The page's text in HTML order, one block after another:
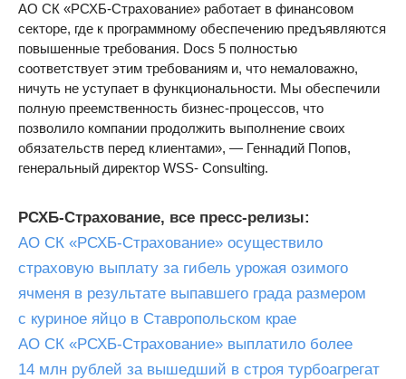
АО СК «РСХБ-Страхование» работает в финансовом
секторе, где к программному обеспечению предъявляются
повышенные требования. Docs 5 полностью
соответствует этим требованиям и, что немаловажно,
ничуть не уступает в функциональности. Мы обеспечили
полную преемственность бизнес-процессов, что
позволило компании продолжить выполнение своих
обязательств перед клиентами», — Геннадий Попов,
генеральный директор WSS- Consulting.
РСХБ-Страхование, все пресс-релизы:
АО СК «РСХБ-Страхование» осуществило
страховую выплату за гибель урожая озимого
ячменя в результате выпавшего града размером
с куриное яйцо в Ставропольском крае
АО СК «РСХБ-Страхование» выплатило более
14 млн рублей за вышедший в строя турбоагрегат